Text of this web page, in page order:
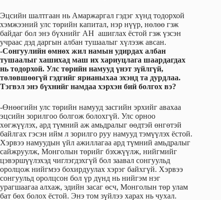
Эцсийн шалтгаан нь Амаржаргал гэдэг хүнд тодорхой
хэмжээний улс төрийн капитал, нэр нүүр, нөлөө гэж
байдаг бол энэ бүхнийг АН ашиглах ёстой гэж үзсэн
учраас дэд даргын албан тушаалыг хүлээж авсан.
-Сонгуулийн өмнөх жил намын удирдах албан
тушаалыг хашихад маш их хариуцлага шаардагдах
нь тодорхой. Улс төрийн намууд үнэт зүйлгүй,
төлөвшөөгүй гэдгийг ярианыхаа эхэнд та дурдлаа.
Тэгвэл энэ бүхнийг намдаа хэрхэн бий болгох вэ?
-Өнөөгийн улс төрийн намууд засгийн эрхийг авахаа
эцсийн зорилгоо болгож болохгүй. Улс орноо
хөгжүүлэх, ард түмний аж амьдралыг өөдтэй өнгөтэй
байлгах гэсэн ийм л зорилго руу намууд тэмүүлэх ёстой.
Хэрвээ намуудын үйл ажиллагаа ард түмний амьдралыг
сайжруулж, Монголын төрийг бэхжүүлж, нийгмийг
цэвэршүүлэхэд чиглэгдэхгүй бол заавал сонгуульд
оролцож нийгмээ бохирдуулах хэрэг байхгүй. Хэрвээ
сонгуульд оролцсон бол үр дүнд нь нийгэм нэг
урагшаагаа алхаж, эдийн засаг өсч, Монголын төр улам
бат бөх болох ёстой. Энэ том зүйлээ харах нь чухал.